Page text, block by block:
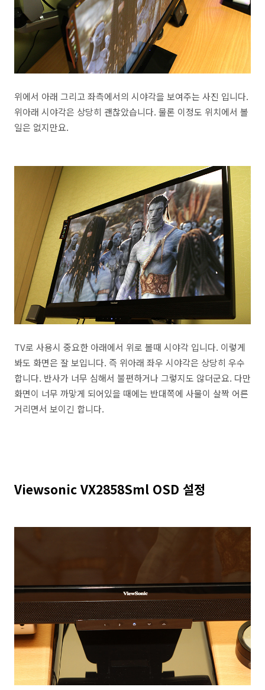
위에서 아래 그리고 좌측에서의 시야각을 보여주는 사진 입니다.
위아래 시야각은 상당히 괜찮았습니다. 물론 이정도 위치에서 볼
일은 없지만요.
TV로 사용시 중요한 아래에서 위로 볼때 시야각 입니다. 이렇게
봐도 화면은 잘 보입니다. 즉 위아래 좌우 시야각은 상당히 우수
합니다. 반사가 너무 심해서 불편하거나 그렇지도 않더군요. 다만
화면이 너무 까맣게 되어있을 때에는 반대쪽에 사물이 살짝 어른
거리면서 보이긴 합니다.
Viewsonic VX2858Sml OSD 설정